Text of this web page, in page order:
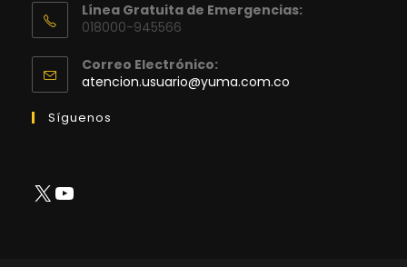
Línea Gratuita de Emergencias:
018000-945566
Correo Electrónico:
atencion.usuario@yuma.com.co
Síguenos
X YouTube